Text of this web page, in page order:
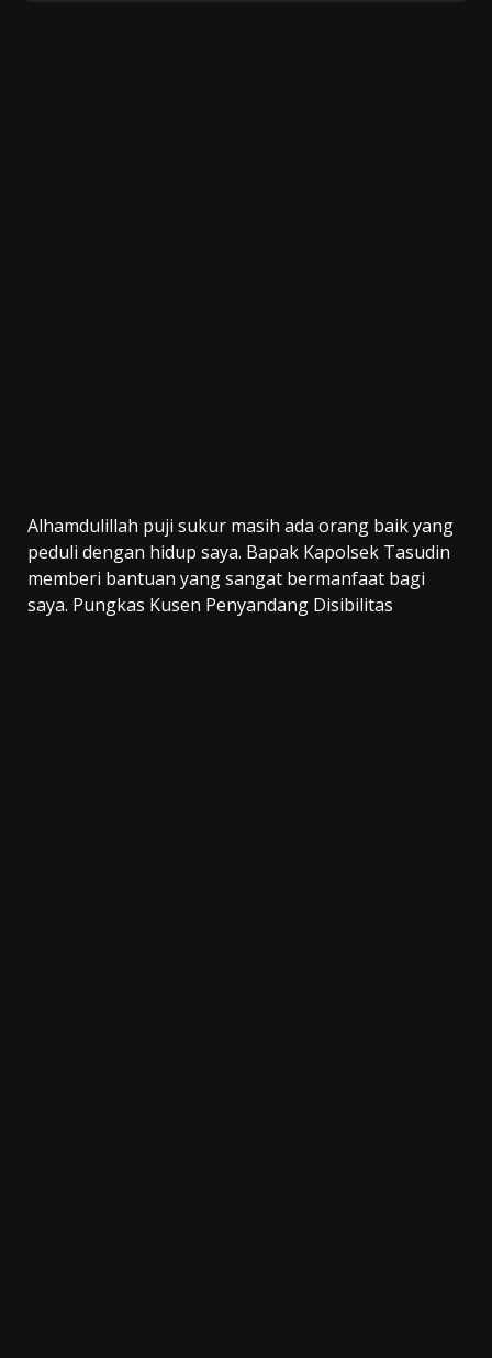
Alhamdulillah puji sukur masih ada orang baik yang
peduli dengan hidup saya. Bapak Kapolsek Tasudin
memberi bantuan yang sangat bermanfaat bagi
saya. Pungkas Kusen Penyandang Disibilitas